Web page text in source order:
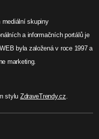
mediální skupiny
a informačních portálů je
byla založená v roce 1997 a
marketing.
stylu ZdraveTrendy.cz